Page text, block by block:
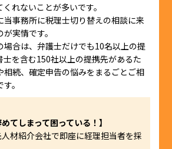
れないことが多いです。
当事務所に税理士切り替えの相談に来
実情です。
場合は、弁護士だけでも10名以上の提
士を含む150社以上の提携先があるた
相続、確定申告の悩みをまるごとご相
。
てしまって困っている！】
材紹介会社で即座に経理担当者を採